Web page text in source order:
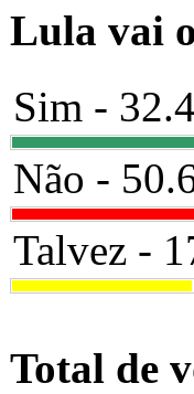
Lula vai
Sim -
Não -
Talvez -
Total de